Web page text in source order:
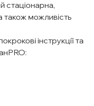
стаціонарна,
також можливість
інструкції та